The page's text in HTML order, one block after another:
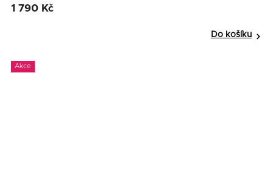
1 790 Kč
Do košíku
Akce